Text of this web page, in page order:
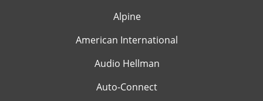
Alpine
American International
Audio Hellman
Auto-Connect